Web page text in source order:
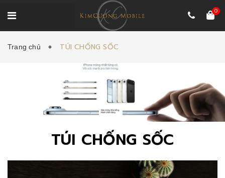
0
Trang chủ TÚI CHỐNG SỐC
TÚI CHỐNG SỐC